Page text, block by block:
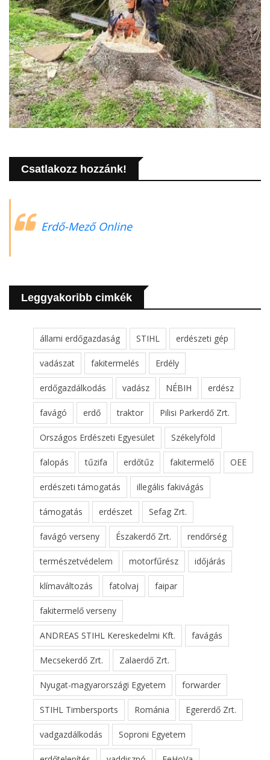
Csatlakozz hozzánk!
Erdő-Mező Online
Leggyakoribb cimkék
állami erdőgazdaság STIHL erdészeti gép
vadászat fakitermelés Erdély
erdőgazdálkodás vadász NÉBIH erdész
favágó erdő traktor Pilisi Parkerdő Zrt.
Országos Erdészeti Egyesület Székelyföld
falopás tűzifa erdőtűz fakitermelő OEE
erdészeti támogatás illegális fakivágás
támogatás erdészet Sefag Zrt.
favágó verseny Északerdő Zrt. rendőrség
természetvédelem motorfűrész időjárás
klímaváltozás fatolvaj faipar
fakitermelő verseny
ANDREAS STIHL Kereskedelmi Kft. favágás
Mecsekerdő Zrt. Zalaerdő Zrt.
Nyugat-magyarországi Egyetem forwarder
STIHL Timbersports Románia Egererdő Zrt.
vadgazdálkodás Soproni Egyetem